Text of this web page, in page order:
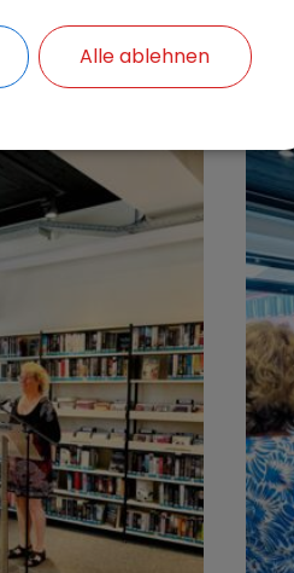
Alle ablehnen